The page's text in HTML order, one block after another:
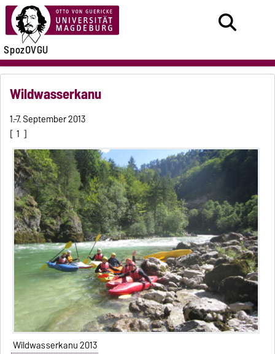
SpozOVGU
Wildwasserkanu
1.-7. September 2013
[ 1 ]
Wildwasserkanu 2013